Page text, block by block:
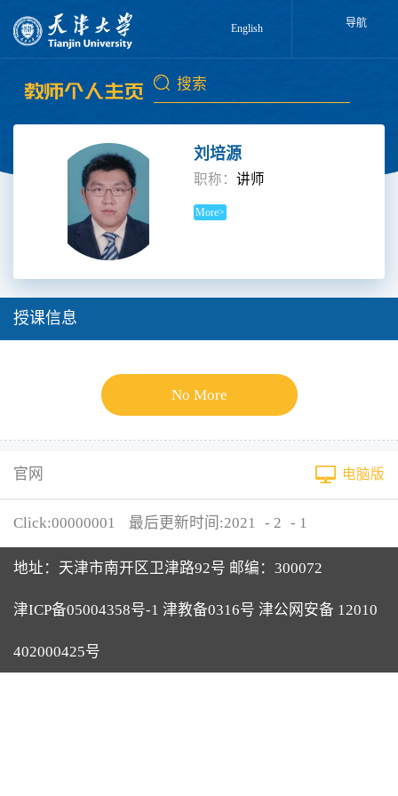
English 导航
刘培源
职称：讲师
More>
授课信息
No More
官网 电脑版
Click:00000001 最后更新时间:2021 - 2 - 1
地址：天津市南开区卫津路92号 邮编：300072
津ICP备05004358号-1 津教备0316号 津公网安备 12010
402000425号